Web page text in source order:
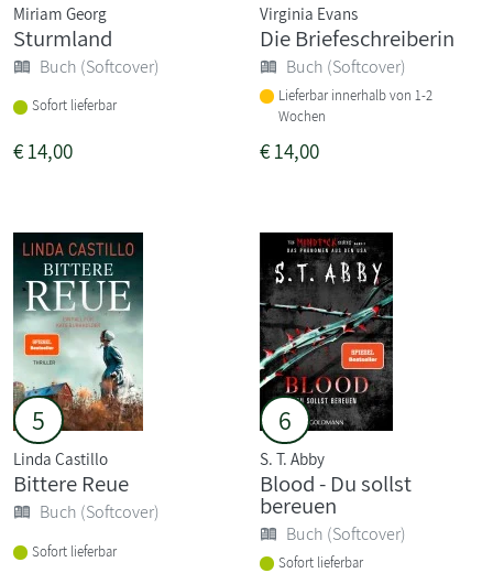
Miriam Georg
Sturmland
Buch (Softcover)
Sofort lieferbar
€14,00
Virginia Evans
Die Briefeschreiberin
Buch (Softcover)
Lieferbar innerhalb von 1-2
Wochen
€14,00
5
Linda Castillo
Bittere Reue
Buch (Softcover)
Sofort lieferbar
6
S. T. Abby
Blood - Du sollst
bereuen
Buch (Softcover)
Sofort lieferbar